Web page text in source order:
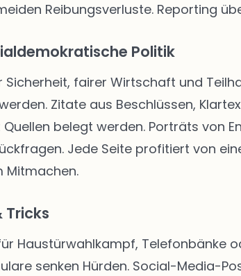
Reibungsverluste. Reporting
Politik
Sicherheit, fairer Wirtschaft und
Zitate aus Beschlüssen,
belegt werden. Porträts von
Jede Seite profitiert von
Mitmachen.
Tricks
Haustürwahlkampf, Telefonbänke
senken Hürden. Social-Media-